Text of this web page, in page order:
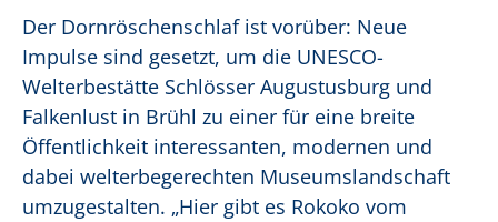
Der Dornröschenschlaf ist vorüber: Neue
Impulse sind gesetzt, um die UNESCO-
Welterbestätte Schlösser Augustusburg und
Falkenlust in Brühl zu einer für eine breite
Öffentlichkeit interessanten, modernen und
dabei welterbegerechten Museumslandschaft
umzugestalten. „Hier gibt es Rokoko vom